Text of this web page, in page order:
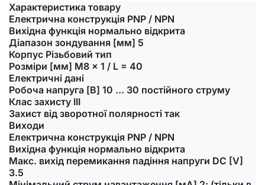
Характеристика товару
Електрична конструкція PNP / NPN
Вихідна функція нормально відкрита
Діапазон зондування [мм] 5
Корпус Різьбовий тип
Розміри [мм] M8 x 1 / L = 40
Електричні дані
Робоча напруга [В] 10 … 30 постійного струму
Клас захисту III
Захист від зворотної полярності так
Виходи
Електрична конструкція PNP / NPN
Вихідна функція нормально відкрита
Макс. вихід перемикання падіння напруги DC [V]
3.5